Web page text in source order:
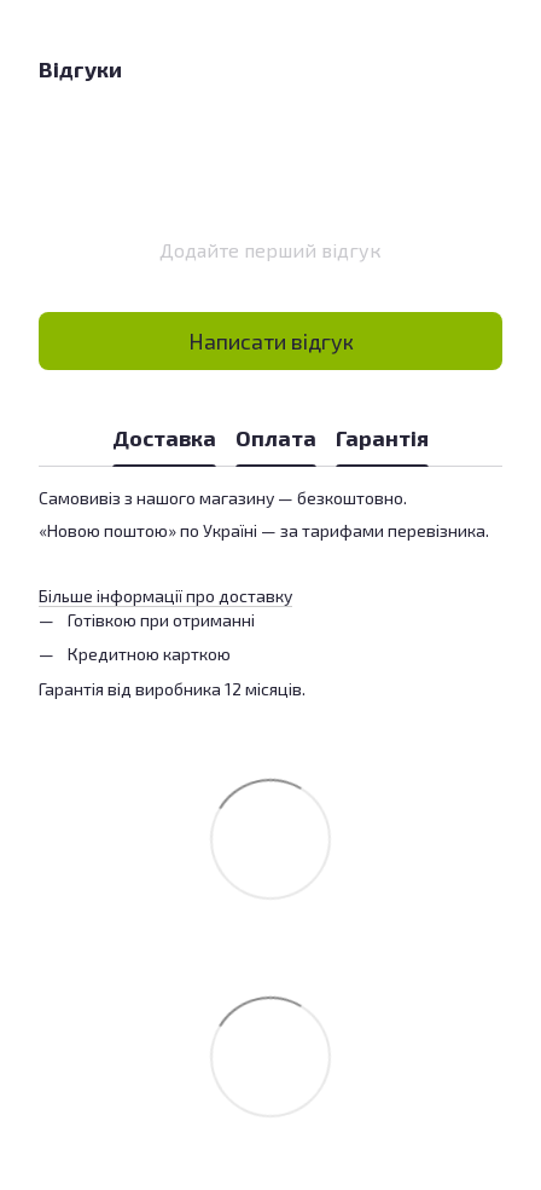
Відгуки
Додайте перший відгук
Написати відгук
Доставка Оплата Гарантія
Самовивіз з нашого магазину — безкоштовно.
«Новою поштою» по Україні — за тарифами перевізника.
Більше інформації про доставку
Готівкою при отриманні
Кредитною карткою
Гарантія від виробника 12 місяців.